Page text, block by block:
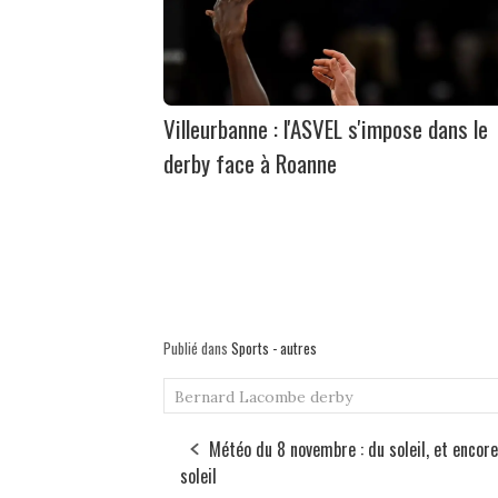
Villeurbanne : l'ASVEL s'impose dans le
derby face à Roanne
Publié dans Sports - autres
Bernard Lacombe derby
Météo du 8 novembre : du soleil, et
soleil